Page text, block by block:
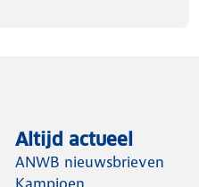
Altijd actueel
ANWB nieuwsbrieven